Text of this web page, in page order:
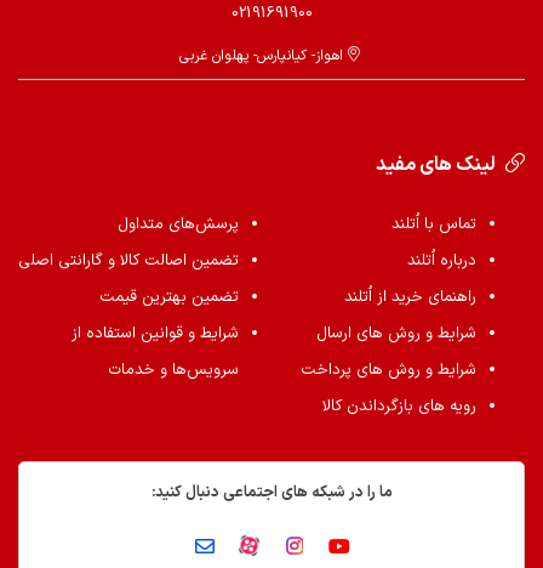
02191691900
اهواز- کیانپارس- پهلوان غربی
لینک های مفید
تماس با اُتلند
درباره اُتلند
راهنمای خرید از اُتلند
شرایط و روش های ارسال
شرایط و روش های پرداخت
رویه های بازگرداندن کالا
پرسش‌های متداول
تضمین اصالت کالا و گارانتی اصلی
تضمین بهترین قیمت
شرایط و قوانین استفاده از
سرویس‌ها و خدمات
ما را در شبکه های اجتماعی دنبال کنید: